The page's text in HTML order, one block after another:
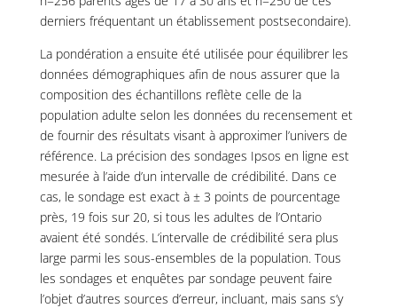
derniers fréquentant un établissement postsecondaire).
La pondération a ensuite été utilisée pour équilibrer les
données démographiques afin de nous assurer que la
composition des échantillons reflète celle de la
population adulte selon les données du recensement et
de fournir des résultats visant à approximer l’univers de
référence. La précision des sondages Ipsos en ligne est
mesurée à l’aide d’un intervalle de crédibilité. Dans ce
cas, le sondage est exact à ± 3 points de pourcentage
près, 19 fois sur 20, si tous les adultes de l’Ontario
avaient été sondés. L’intervalle de crédibilité sera plus
large parmi les sous-ensembles de la population. Tous
les sondages et enquêtes par sondage peuvent faire
l’objet d’autres sources d’erreur, incluant, mais sans s’y